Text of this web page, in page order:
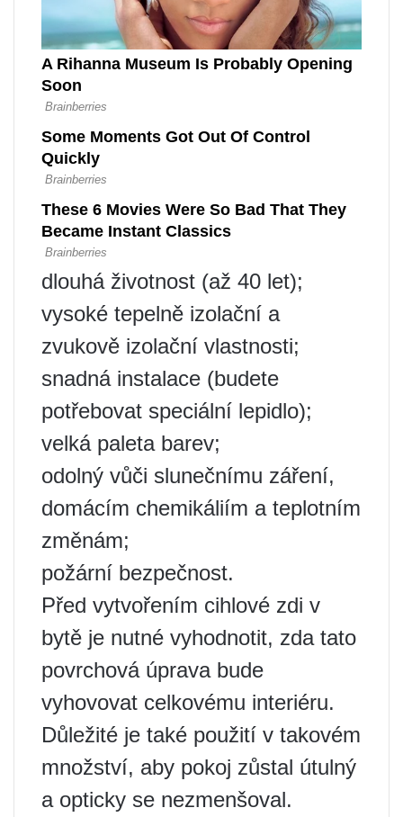
dlouhá životnost (až 40 let);
vysoké tepelně izolační a
zvukově izolační vlastnosti;
snadná instalace (budete
potřebovat speciální lepidlo);
velká paleta barev;
odolný vůči slunečnímu záření,
domácím chemikáliím a teplotním
změnám;
požární bezpečnost.
Před vytvořením cihlové zdi v
bytě je nutné vyhodnotit, zda tato
povrchová úprava bude
vyhovovat celkovému interiéru.
Důležité je také použití v takovém
množství, aby pokoj zůstal útulný
a opticky se nezmenšoval.